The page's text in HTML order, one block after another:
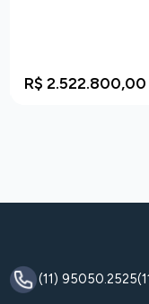
R$ 2.522.800,00
(11) 95050.2525